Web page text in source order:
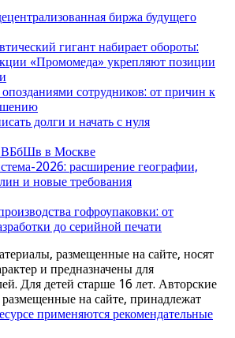
биржа будущего
гигант набирает обороты:
«Промомеда» укрепляют позиции
опозданиями сотрудников: от причин к
долги и начать с нуля
ВБбШв в Москве
2026: расширение географии,
и новые требования
гофроупаковки: от
до серийной печати
размещенные на сайте, носят
и предназначены для
Для детей старше 16 лет. Авторские
на сайте, принадлежат
применяются рекомендательные